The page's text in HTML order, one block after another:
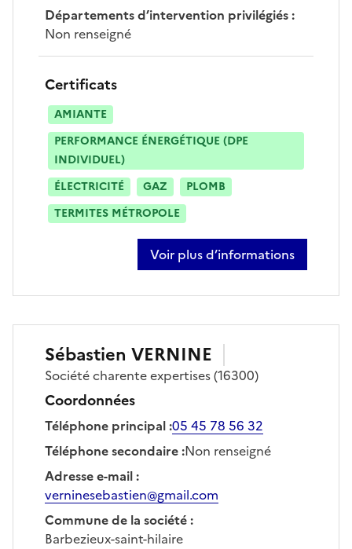
Départements d’intervention privilégiés:
Non renseigné
Certificats
AMIANTE
PERFORMANCE ÉNERGÉTIQUE (DPE
INDIVIDUEL)
ÉLECTRICITÉ
GAZ
PLOMB
TERMITES MÉTROPOLE
Voir plus d’informations
sur max sweetman
Sébastien VERNINE
Sociétécharente expertises(16300)
Coordonnées
Téléphone principal:05 45 78 56 32
Téléphone secondaire:Non renseigné
Adresse e-mail:
verninesebastien@gmail.com
Commune de la société:
Barbezieux-saint-hilaire